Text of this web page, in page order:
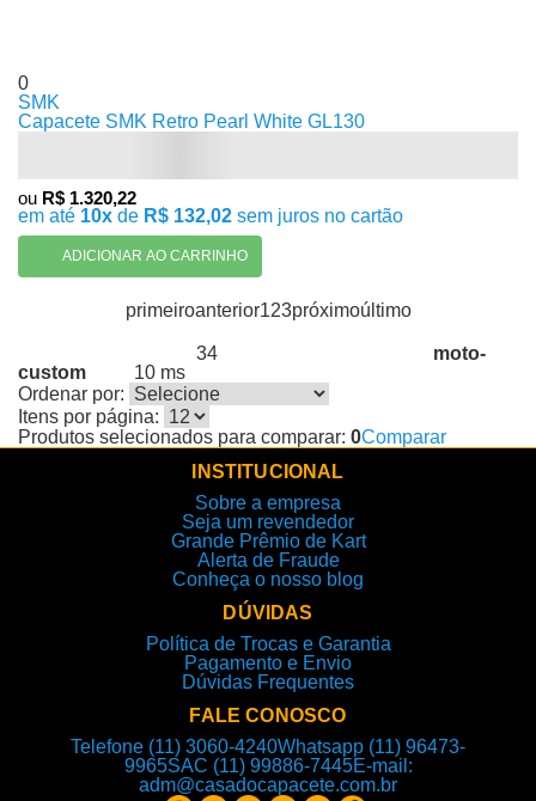
0
SMK
Capacete SMK Retro Pearl White GL130
ou R$ 1.320,22
em até 10x de R$ 132,02 sem juros no cartão
ADICIONAR AO CARRINHO
primeiroanterior123próximoúltimo
34
moto-
custom
10 ms
Ordenar por:
Itens por página:
Produtos selecionados para comparar: 0Comparar
INSTITUCIONAL
Sobre a empresa
Seja um revendedor
Grande Prêmio de Kart
Alerta de Fraude
Conheça o nosso blog
DÚVIDAS
Política de Trocas e Garantia
Pagamento e Envio
Dúvidas Frequentes
FALE CONOSCO
Telefone (11) 3060-4240Whatsapp (11) 96473-
9965SAC (11) 99886-7445E-mail:
adm@casadocapacete.com.br